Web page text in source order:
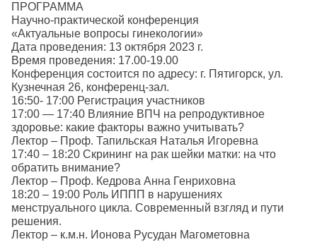
ПРОГРАММА
Научно-практической конференция
«Актуальные вопросы гинекологии»
Дата проведения: 13 октября 2023 г.
Время проведения: 17.00-19.00
Конференция состоится по адресу: г. Пятигорск, ул.
Кузнечная 26, конференц-зал.
16:50- 17:00 Регистрация участников
17:00 — 17:40 Влияние ВПЧ на репродуктивное
здоровье: какие факторы важно учитывать?
Лектор – Проф. Тапильская Наталья Игоревна
17:40 – 18:20 Скрининг на рак шейки матки: на что
обратить внимание?
Лектор – Проф. Кедрова Анна Генриховна
18:20 – 19:00 Роль ИППП в нарушениях
менструального цикла. Современный взгляд и пути
решения.
Лектор – к.м.н. Ионова Русудан Магометовна